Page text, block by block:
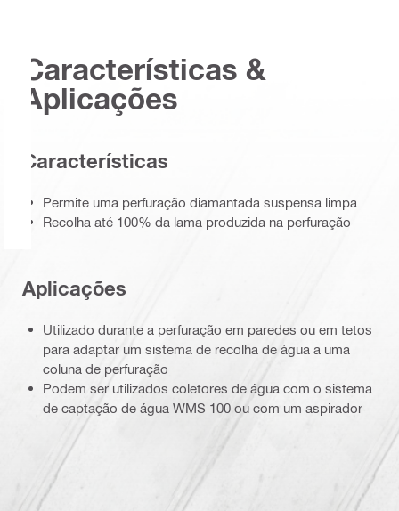
Características &
Aplicações
Características
Permite uma perfuração diamantada suspensa limpa
Recolha até 100% da lama produzida na perfuração
Aplicações
Utilizado durante a perfuração em paredes ou em tetos
para adaptar um sistema de recolha de água a uma
coluna de perfuração
Podem ser utilizados coletores de água com o sistema
de captação de água WMS 100 ou com um aspirador